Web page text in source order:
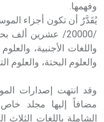
وفهمها.
يُقَدَّرُ أن تكون أجزاء
/20000/ عشرين
واللغات الأجنبية،
والعلوم البحتة، والعلوم
وقد انتهت إصدارات
مضافاً إليها مجلد
الشاملة باللغات الثلاث